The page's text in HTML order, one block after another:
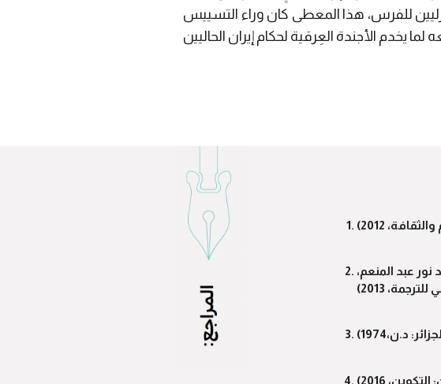
للفرس، هذا المعطى كان وراء التسييس
عبد المنعم،